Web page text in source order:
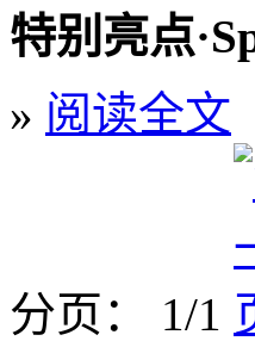
特别亮点
» 阅读全文
分页： 1/1